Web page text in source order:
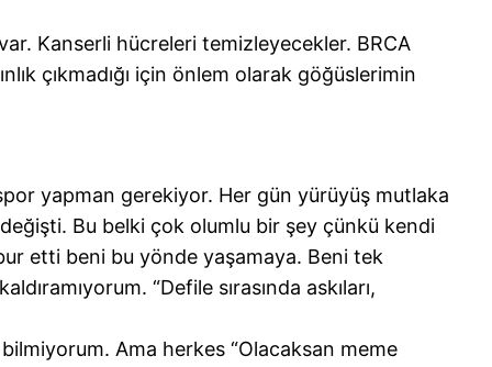
Kanserli hücreleri temizleyecekler. BRCA
çıkmadığı için önlem olarak göğüslerimin
yapman gerekiyor. Her gün yürüyüş mutlaka
Bu belki çok olumlu bir şey çünkü kendi
etti beni bu yönde yaşamaya. Beni tek
“Defile sırasında askıları,
Ama herkes “Olacaksan meme